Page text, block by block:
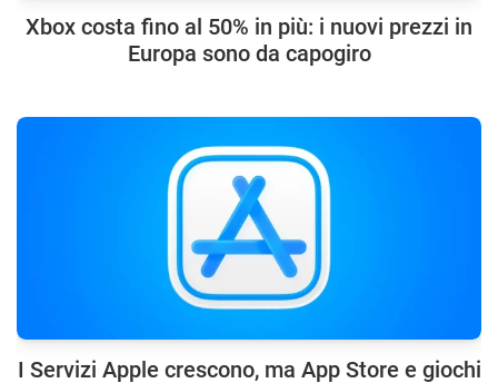
Xbox costa fino al 50% in più: i nuovi prezzi in
Europa sono da capogiro
I Servizi Apple crescono, ma App Store e giochi